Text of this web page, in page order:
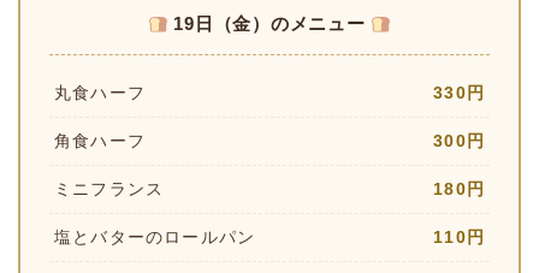
19日（金）のメニュー
丸食ハーフ 330円
角食ハーフ 300円
ミニフランス 180円
塩とバターのロールパン 110円